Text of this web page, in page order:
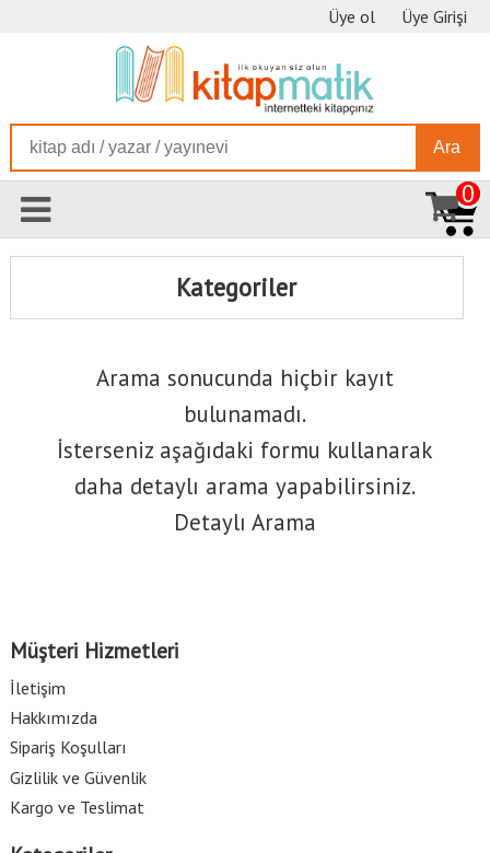
Üye ol Üye Girişi
Ara
0
Kategoriler
Arama sonucunda hiçbir kayıt
bulunamadı.
İsterseniz aşağıdaki formu kullanarak
daha detaylı arama yapabilirsiniz.
Detaylı Arama
Müşteri Hizmetleri
İletişim
Hakkımızda
Sipariş Koşulları
Gizlilik ve Güvenlik
Kargo ve Teslimat